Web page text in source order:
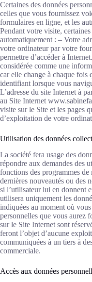
Certaines des données
celles que vous fournissez
formulaires en ligne, et les
Pendant votre visite,
automatiquement : – Votre
votre ordinateur par votre
permettre d’accéder à
considérée comme une
car elle change à chaque fois
identifiant lorsque vous
L’adresse du site Internet à
au Site Internet
visite sur le Site et les pages
d’exploitation de votre
Utilisation des données
La société fera usage des
répondre aux demandes des
fonctions des programmes de
dernières nouveautés ou des
si l’utilisateur lui en donnent
utilisera uniquement les
indiquées au moment où
personnelles que vous aurez
sur le Site Internet sont
feront l’objet d’aucune
communiquées à un tiers à
commerciale.
Accès aux données